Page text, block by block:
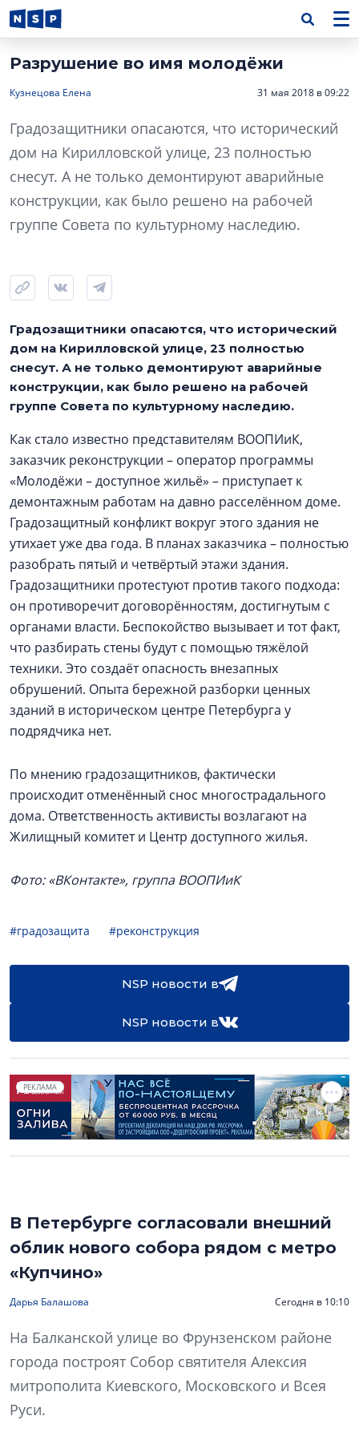
Разрушение во имя молодёжи
Кузнецова Елена 31 мая 2018 в 09:22
Градозащитники опасаются, что исторический
дом на Кирилловской улице, 23 полностью
снесут. А не только демонтируют аварийные
конструкции, как было решено на рабочей
группе Совета по культурному наследию.
Градозащитники опасаются, что исторический
дом на Кирилловской улице, 23 полностью
снесут. А не только демонтируют аварийные
конструкции, как было решено на рабочей
группе Совета по культурному наследию.
Как стало известно представителям ВООПИиК,
заказчик реконструкции – оператор программы
«Молодёжи – доступное жильё» – приступает к
демонтажным работам на давно расселённом доме.
Градозащитный конфликт вокруг этого здания не
утихает уже два года. В планах заказчика – полностью
разобрать пятый и четвёртый этажи здания.
Градозащитники протестуют против такого подхода:
он противоречит договорённостям, достигнутым с
органами власти. Беспокойство вызывает и тот факт,
что разбирать стены будут с помощью тяжёлой
техники. Это создаёт опасность внезапных
обрушений. Опыта бережной разборки ценных
зданий в историческом центре Петербурга у
подрядчика нет.
По мнению градозащитников, фактически
происходит отменённый снос многострадального
дома. Ответственность активисты возлагают на
Жилищный комитет и Центр доступного жилья.
Фото: «ВКонтакте», группа ВООПИиК
#градозащита #реконструкция
NSP новости в
NSP новости в
РЕКЛАМА
В Петербурге согласовали внешний
облик нового собора рядом с метро
«Купчино»
Дарья Балашова Сегодня в 10:10
На Балканской улице во Фрунзенском районе
города построят Собор святителя Алексия
митрополита Киевского, Московского и Всея
Руси.